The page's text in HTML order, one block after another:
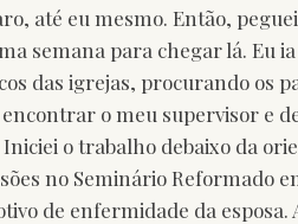
até eu mesmo. Então,
semana para chegar lá. Eu
das igrejas, procurando os
o meu supervisor e
o trabalho debaixo da
no Seminário Reformado
de enfermidade da